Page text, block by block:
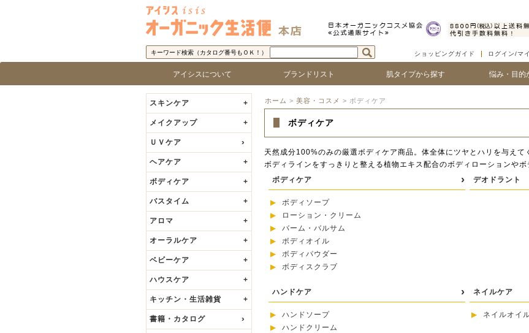
キーワード検索（カタログ番号もＯＫ！） ショッピングガイド ログイン/マ
アイシスについて
アイシス「オーガニック生活便」について
ブランドリスト
ロゴで探す
ブランド名で探す
肌タイプから探す
乾燥肌
敏感肌
脂性肌
混合肌
年齢肌
ベビー
悩み・目的
スキンケア +
メイクアップ +
ＵＶケア
ヘアケア +
ボディケア +
バスタイム +
アロマ +
オーラルケア +
ベビーケア +
ハウスケア +
キッチン・生活雑貨 +
書籍・カタログ
ホーム > 美容・コスメ > ボディケア
ボディケア
天然成分100%のみの厳選ボディケア商品。体全体にツヤとハリを与えて
ボディラインをすっきりと整える植物エキス配合のボディローションやボ
ボディケア
ボディソープ
ローション・クリーム
バーム・バルサム
ボディオイル
ボディパウダー
ボディスクラブ
デオドラント
ハンドケア
ハンドソープ
ハンドクリーム
ネイルケア
ネイルオイ